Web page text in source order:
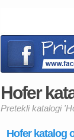
Hofer
Pretekli katalogi
Hofer katalog